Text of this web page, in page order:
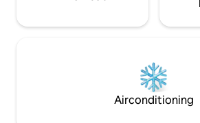
Airconditioning